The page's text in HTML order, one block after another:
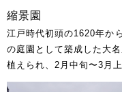
縮景園
江戸時代初頭の1620年か
の庭園として築成した大
植えられ、2月中旬〜3月